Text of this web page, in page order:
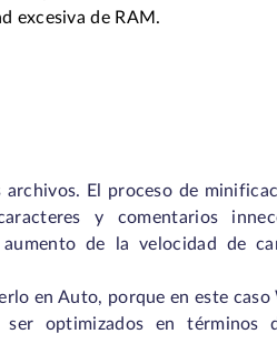
excesiva de RAM.
El proceso de
y comentarios
de la velocidad de
en Auto, porque en este
optimizados en términos